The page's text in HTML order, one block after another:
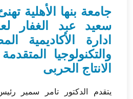
جامعة بنها الأهلية
سعيد عبد الغفار
ادارة الأكاديمية
والتكنولوجيا
الانتاج الحربى
يتقدم الدكتور تامر سمير